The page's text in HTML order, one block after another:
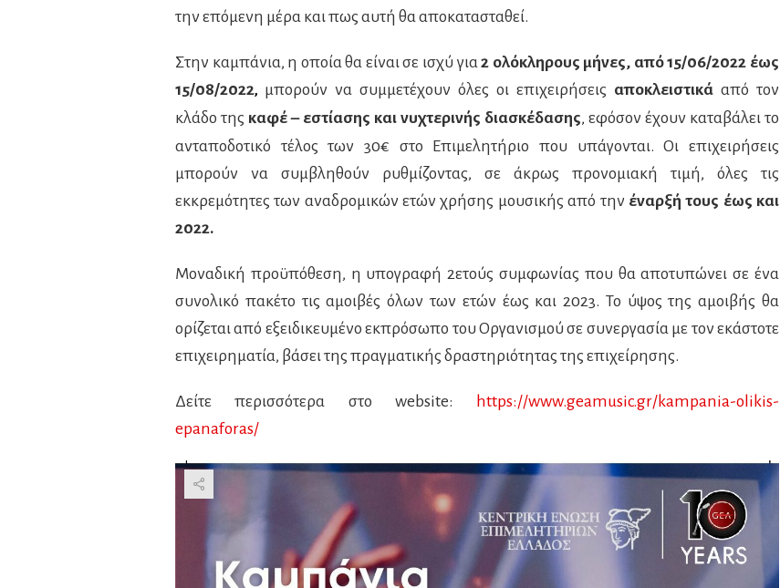
την επόμενη μέρα και πως αυτή θα αποκατασταθεί.
Στην καμπάνια, η οποία θα είναι σε ισχύ για2 ολόκληρους μήνες, από 15/06/2022 έως
15/08/2022, μπορούν να συμμετέχουν όλες οι επιχειρήσεις αποκλειστικά από τον
κλάδο της καφέ – εστίασης και νυχτερινής διασκέδασης, εφόσον έχουν καταβάλει το
ανταποδοτικό τέλος των 30€ στο Επιμελητήριο που υπάγονται. Οι επιχειρήσεις
μπορούν να συμβληθούν ρυθμίζοντας, σε άκρως προνομιακή τιμή, όλες τις
εκκρεμότητες των αναδρομικών ετών χρήσης μουσικής από την έναρξή τους έως και
2022.
Μοναδική προϋπόθεση, η υπογραφή 2ετούς συμφωνίας που θα αποτυπώνει σε ένα
συνολικό πακέτο τις αμοιβές όλων των ετών έως και 2023. Το ύψος της αμοιβής θα
ορίζεται από εξειδικευμένο εκπρόσωπο του Οργανισμού σε συνεργασία με τον εκάστοτε
επιχειρηματία, βάσει της πραγματικής δραστηριότητας της επιχείρησης.
Δείτε περισσότερα στο website:
https://www.geamusic.gr/kampania-olikis-
epanaforas/